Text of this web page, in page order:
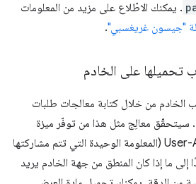
. يمكنك الاطّلاع على مزيد من المعلومات
"جيسون غريغسبي".
تحميلها على الخادم
الخادم من خلال كتابة معالجات طلبات
معالِج مثل هذا من توفّر ميزة
Retina استنادًا إلى User-Agent (المعلومة الوحيدة التي تتم مشاركتها
إلى ما إذا كان المنطق من جهة الخادم يريد